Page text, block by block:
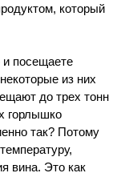
который
и посещаете
из них
до трех тонн
горлышко
так? Потому
вина. Это как